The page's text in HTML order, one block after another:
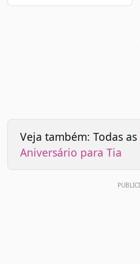
Veja também: Todas as
Aniversário para Tia